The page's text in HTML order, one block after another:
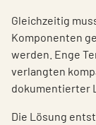
Gleichzeitig
Komponenten
werden. Enge
verlangten
dokumentierter
Die Lösung